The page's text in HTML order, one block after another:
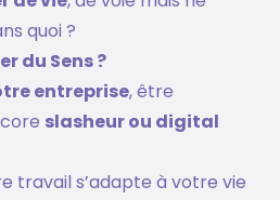
quoi ?
du Sens ?
entreprise, être
slasheur ou digital
travail s’adapte à votre vie